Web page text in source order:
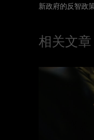
新政府的反智政
相关文章